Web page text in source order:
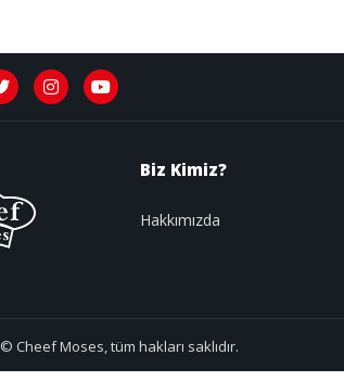
Biz Kimiz?
Hakkımızda
Cheef Moses, tüm hakları saklıdır.